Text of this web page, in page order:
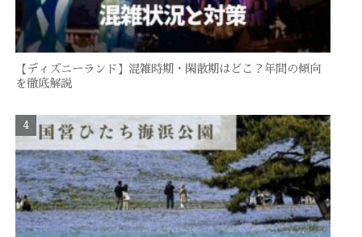
【ディズニーランド】混雑時期・閑散期はどこ？年間の傾向
を徹底解説